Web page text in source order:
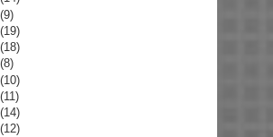
(9)
(19)
(18)
(8)
(10)
(11)
(14)
(12)